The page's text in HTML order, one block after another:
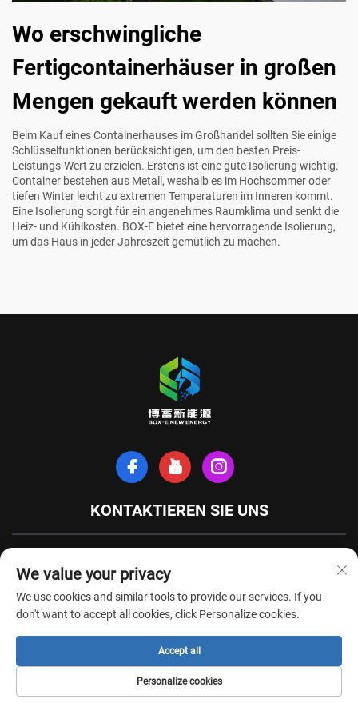
Wo erschwingliche
Fertigcontainerhäuser in großen
Mengen gekauft werden können
Beim Kauf eines Containerhauses im Großhandel sollten Sie einige
Schlüsselfunktionen berücksichtigen, um den besten Preis-
Leistungs-Wert zu erzielen. Erstens ist eine gute Isolierung wichtig.
Container bestehen aus Metall, weshalb es im Hochsommer oder
tiefen Winter leicht zu extremen Temperaturen im Inneren kommt.
Eine Isolierung sorgt für ein angenehmes Raumklima und senkt die
Heiz- und Kühlkosten. BOX-E bietet eine hervorragende Isolierung,
um das Haus in jeder Jahreszeit gemütlich zu machen.
KONTAKTIEREN SIE UNS
[email protected]
Urheberrechte © Anhui Box-E New Energy Technology Co., Ltd. Alle Rechte
We value your privacy
We use cookies and similar tools to provide our services. If you
don't want to accept all cookies, click Personalize cookies.
Personalize cookies
Accept all